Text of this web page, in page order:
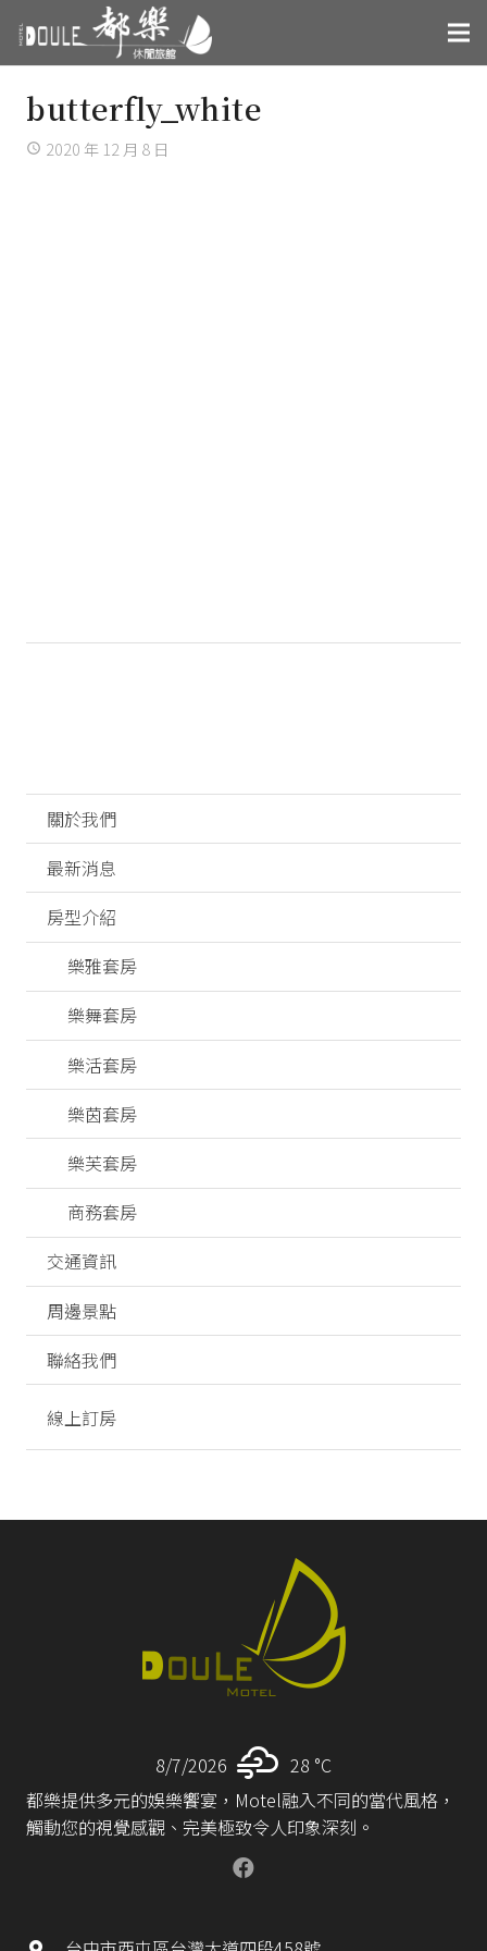
butterfly_white
access_time 2020 年 12 月 8 日
關於我們
最新消息
房型介紹
樂雅套房
樂舞套房
樂活套房
樂茵套房
樂芙套房
商務套房
交通資訊
周邊景點
聯絡我們
線上訂房
8/7/2026 28 °C
都樂提供多元的娛樂饗宴，Motel融入不同的當代風格，
觸動您的視覺感觀、完美極致令人印象深刻。